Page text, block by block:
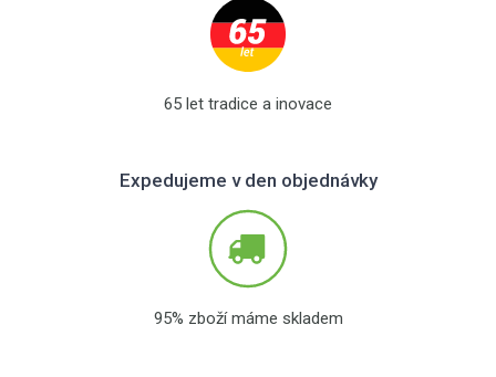
65 let tradice a inovace
Expedujeme v den objednávky
95% zboží máme skladem